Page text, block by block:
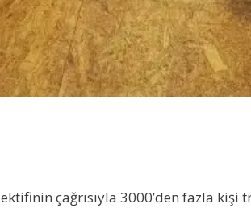
çağrısıyla 3000’den fazla